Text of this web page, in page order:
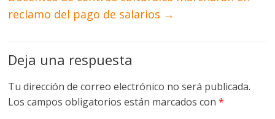
reclamo del pago de salarios →
Deja una respuesta
Tu dirección de correo electrónico no será publicada.
Los campos obligatorios están marcados con*